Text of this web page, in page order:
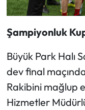
Şampiyonluk
Büyük Park Halı
dev final
Rakibini mağlup
Hizmetler